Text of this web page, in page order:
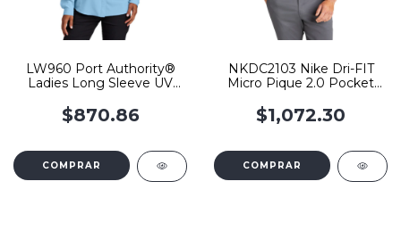
LW960 Port Authority®
Ladies Long Sleeve UV
$870.86
COMPRAR
NKDC2103 Nike Dri-FIT
Micro Pique 2.0 Pocket
$1,072.30
COMPRAR